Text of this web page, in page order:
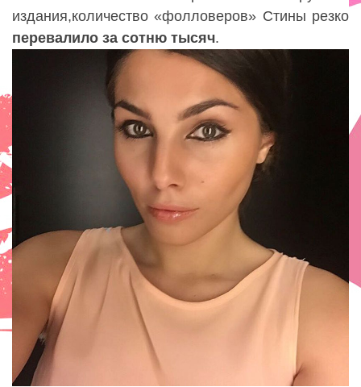
издания,количество«фолловеров» Стины резко
перевалило за сотню тысяч.